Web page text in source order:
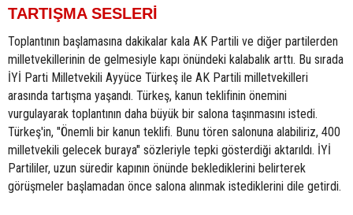
TARTIŞMA SESLERİ
Toplantının başlamasına dakikalar kala AK Partili ve diğer partilerden
milletvekillerinin de gelmesiyle kapı önündeki kalabalık arttı. Bu sırada
İYİ Parti Milletvekili Ayyüce Türkeş ile AK Partili milletvekilleri
arasında tartışma yaşandı. Türkeş, kanun teklifinin önemini
vurgulayarak toplantının daha büyük bir salona taşınmasını istedi.
Türkeş'in, "Önemli bir kanun teklifi. Bunu tören salonuna alabiliriz, 400
milletvekili gelecek buraya" sözleriyle tepki gösterdiği aktarıldı. İYİ
Partililer, uzun süredir kapının önünde beklediklerini belirterek
görüşmeler başlamadan önce salona alınmak istediklerini dile getirdi.